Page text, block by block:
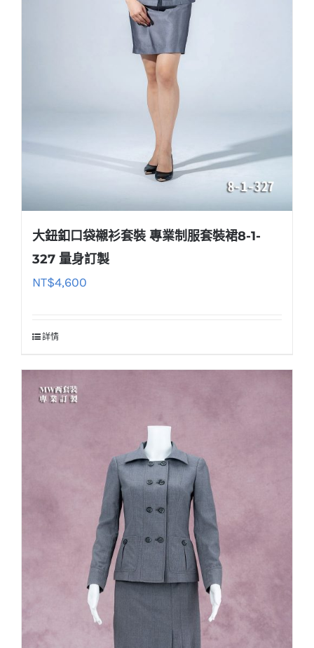
大鈕釦口袋襯衫套裝 專業制服套裝裙8-1-
327 量身訂製
NT$4,600
詳情